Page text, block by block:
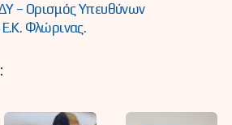
– Ορισμός Υπευθύνων
Φλώρινας.